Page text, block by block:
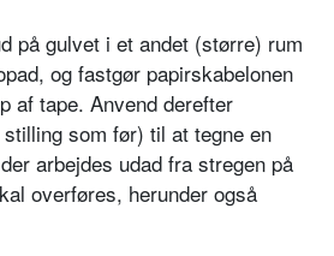
på gulvet i et andet (større) rum
og fastgør papirskabelonen
af tape. Anvend derefter
som før) til at tegne en
arbejdes udad fra stregen på
overføres, herunder også